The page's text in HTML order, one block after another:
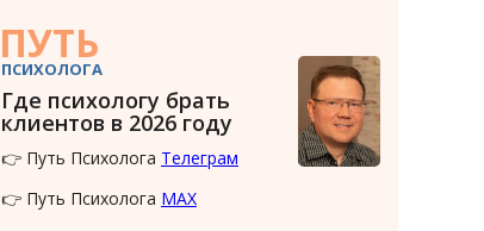
ПУТЬ
ПСИХОЛОГА
Где психологу брать
клиентов в 2026 году
👉 Путь Психолога Телеграм
👉 Путь Психолога MAX